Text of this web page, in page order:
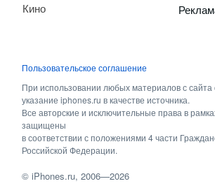
Кино
Пользовательское соглашение
При использовании любых материалов с сайта
указание iphones.ru в качестве источника.
Все авторские и исключительные права в
защищены
в соответствии с положениями 4 части
Российской Федерации.
©iPhones.ru, 2006—2026